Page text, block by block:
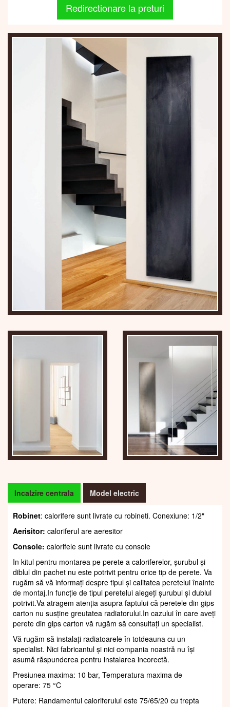
Redirectionare la preturi
Incalzire centrala Model electric
Robinet: calorifere sunt livrate cu robineti. Conexiune: 1/2"
Aerisitor: caloriferul are aeresitor
Console: calorifele sunt livrate cu console
In kitul pentru montarea pe perete a caloriferelor, șurubul și
diblul din pachet nu este potrivit pentru orice tip de perete. Va
rugăm să vă informați despre tipul și calitatea peretelui înainte
de montaj.In funcție de tipul peretelui alegeți șurubul și dublul
potrivit.Va atragem atenția asupra faptului că peretele din gips
carton nu susține greutatea radiatorului.In cazului în care aveți
perete din gips carton vă rugăm să consultați un specialist.
Vă rugăm să instalați radiatoarele în totdeauna cu un
specialist. Nici fabricantul și nici compania noastră nu își
asumă răspunderea pentru instalarea incorectă.
Presiunea maxima: 10 bar, Temperatura maxima de
operare: 75 °C
Putere: Randamentul caloriferului este 75/65/20 cu trepta